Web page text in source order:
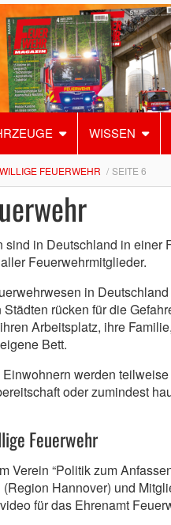
WISSEN
FEUERWEHR SEITE 6
in Deutschland in einer
Feuerwehrmitglieder.
in
rücken für die
Arbeitsplatz, ihre
Bett.
werden
oder zumindest
Feuerwehr
Verein “Politik zum
Hannover) und
für das Ehrenamt